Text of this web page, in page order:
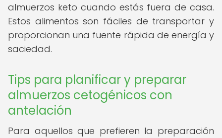
almuerzos keto cuando estás fuera de casa.
Estos alimentos son fáciles de transportar y
proporcionan una fuente rápida de energía y
saciedad.
Tips para planificar y preparar
almuerzos cetogénicos con
antelación
Para aquellos que prefieren la preparación